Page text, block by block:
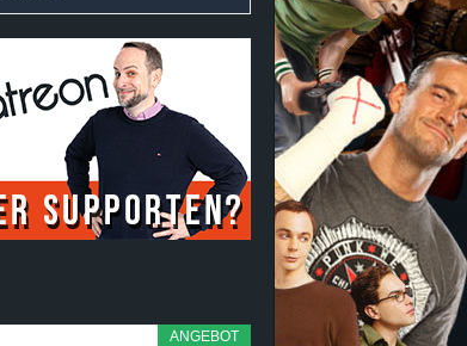
ANGEBOT